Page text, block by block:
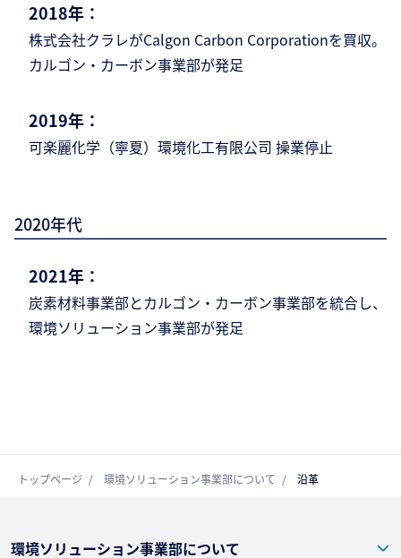
2018年：
株式会社クラレがCalgon Carbon Corporationを買収。
カルゴン・カーボン事業部が発足
2019年：
可楽麗化学（寧夏）環境化工有限公司 操業停止
2020年代
2021年：
炭素材料事業部とカルゴン・カーボン事業部を統合し、
環境ソリューション事業部が発足
トップページ 環境ソリューション事業部について 沿革
環境ソリューション事業部について